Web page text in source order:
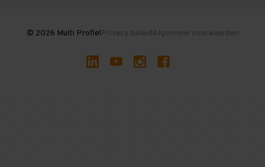
© 2026 Multi ProfielPrivacy beleidAlgemene voorwaarden